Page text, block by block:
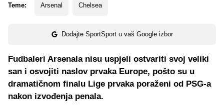
Teme: Arsenal Chelsea
Dodajte SportSport u vaš Google izbor
Fudbaleri Arsenala nisu uspjeli ostvariti svoj veliki
san i osvojiti naslov prvaka Europe, pošto su u
dramatičnom finalu Lige prvaka poraženi od PSG-a
nakon izvođenja penala.